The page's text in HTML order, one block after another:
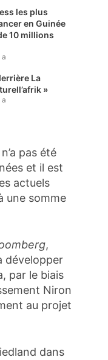
les plus
en Guinée
10 millions
a
La
»
a
pas été
et il est
actuels
une somme
,
développer
par le biais
Niron
au projet
dans